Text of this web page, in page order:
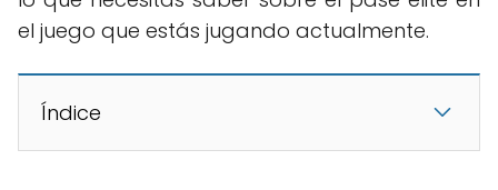
el juego que estás jugando actualmente.
Índice